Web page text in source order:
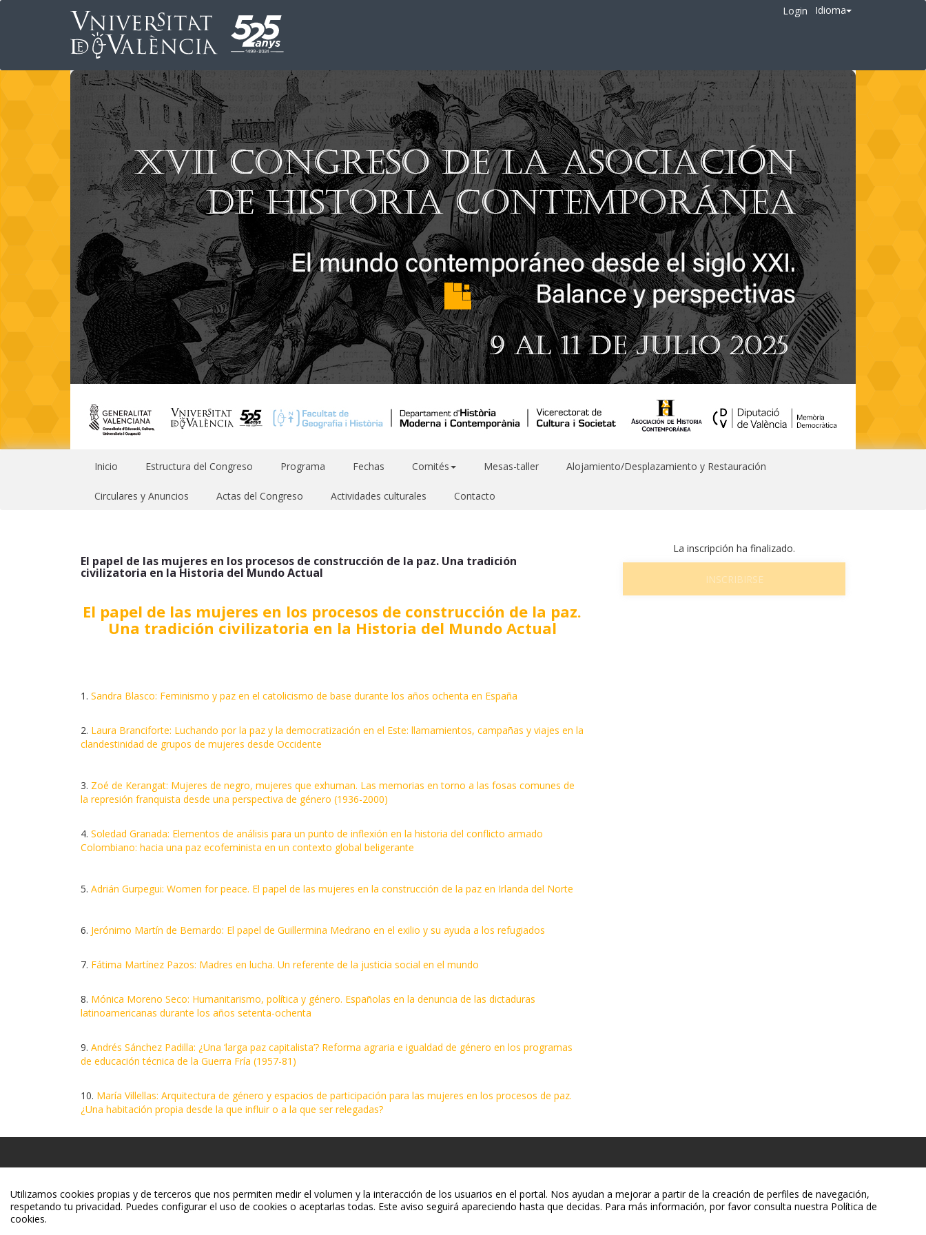
Utilizamos cookies propias y de terceros que nos permiten medir el volumen y la interacción de los usuarios en el portal. Nos ayudan a mejorar a partir de la creación de perfiles de navegación,
respetando tu privacidad. Puedes configurar el uso de cookies o aceptarlas todas. Este aviso seguirá apareciendo hasta que decidas. Para más información, por favor consulta nuestra Política de
cookies.
Login Idioma
Inicio Estructura del Congreso Programa Fechas Comités Mesas-taller Alojamiento/Desplazamiento y Restauración
Circulares y Anuncios Actas del Congreso Actividades culturales Contacto
El papel de las mujeres en los procesos de construcción de la paz. Una tradición
civilizatoria en la Historia del Mundo Actual
El papel de las mujeres en los procesos de construcción de la paz.
Una tradición civilizatoria en la Historia del Mundo Actual
1. Sandra Blasco: Feminismo y paz en el catolicismo de base durante los años ochenta en España
2. Laura Branciforte: Luchando por la paz y la democratización en el Este: llamamientos, campañas y viajes en la
clandestinidad de grupos de mujeres desde Occidente
3. Zoé de Kerangat: Mujeres de negro, mujeres que exhuman. Las memorias en torno a las fosas comunes de
la represión franquista desde una perspectiva de género (1936-2000)
4. Soledad Granada: Elementos de análisis para un punto de inflexión en la historia del conflicto armado
Colombiano: hacia una paz ecofeminista en un contexto global beligerante
5. Adrián Gurpegui: Women for peace. El papel de las mujeres en la construcción de la paz en Irlanda del Norte
6. Jerónimo Martín de Bernardo: El papel de Guillermina Medrano en el exilio y su ayuda a los refugiados
7. Fátima Martínez Pazos: Madres en lucha. Un referente de la justicia social en el mundo
8. Mónica Moreno Seco: Humanitarismo, política y género. Españolas en la denuncia de las dictaduras
latinoamericanas durante los años setenta-ochenta
9. Andrés Sánchez Padilla: ¿Una ‘larga paz capitalista’? Reforma agraria e igualdad de género en los programas
de educación técnica de la Guerra Fría (1957-81)
10. María Villellas: Arquitectura de género y espacios de participación para las mujeres en los procesos de paz.
¿Una habitación propia desde la que influir o a la que ser relegadas?
La inscripción ha finalizado.
INSCRIBIRSE